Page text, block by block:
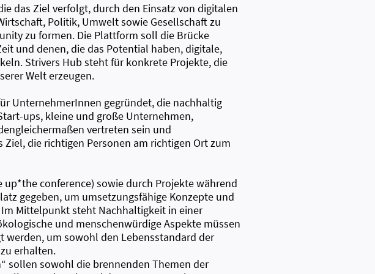
das Ziel verfolgt, durch den Einsatz von digitalen
Politik, Umwelt sowie Gesellschaft zu
zu formen. Die Plattform soll die Brücke
und denen, die das Potential haben, digitale,
Strivers Hub steht für konkrete Projekte, die
Welt erzeugen.
UnternehmerInnen gegründet, die nachhaltig
ups, kleine und große Unternehmen,
vertreten sein und
die richtigen Personen am richtigen Ort zum
conference) sowie durch Projekte während
gegeben, um umsetzungsfähige Konzepte und
Mittelpunkt steht Nachhaltigkeit in einer
und menschenwürdige Aspekte müssen
um sowohl den Lebensstandard der
erhalten.
sollen sowohl die brennenden Themen der